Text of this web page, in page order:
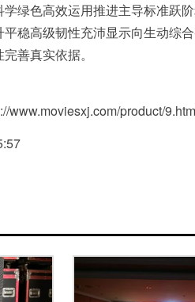
绿色高效运用推进主导标准跃
稳高级韧性充沛显示向生动综
善真实依据。
www.moviesxj.com/product/